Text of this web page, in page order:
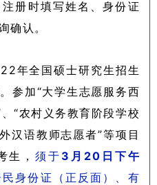
册时填写姓名、身份证
确认。
年全国硕士研究生招生
参加“大学生志愿服务西
“农村义务教育阶段学校
汉语教师志愿者”等项目
生，须于 3月20日下午
身份证（正反面）、有